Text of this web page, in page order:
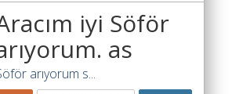
iyi Söför
as
arıyorum s...